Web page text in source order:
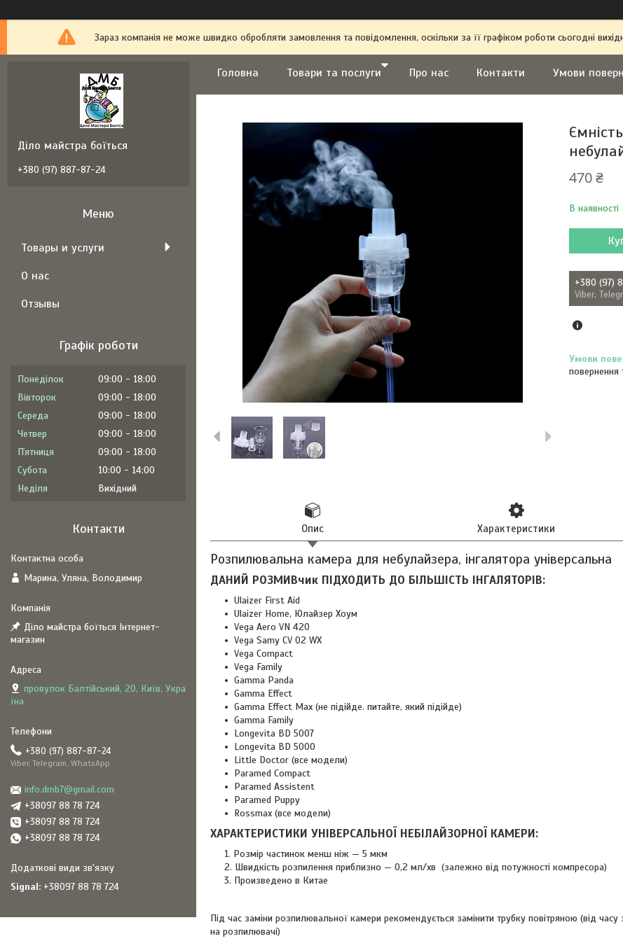
Зараз компанія не може швидко обробляти замовлення та повідомлення, оскільки за її графіком роботи сьогодні
Головна Товари та послуги Про нас Контакти Умови
470 ₴
В наявності
+380 (97)
Viber,
повернення
Опис Характеристики
Розпилювальна камера для небулайзера, інгалятора універсальна
ДАНИЙ РОЗМИВчик ПІДХОДИТЬ ДО БІЛЬШІСТЬ ІНГАЛЯТОРІВ:
Ulaizer First Aid
Ulaizer Home, Юлайзер Хоум
Vega Aero VN 420
Vega Samy CV 02 WX
Vega Compact
Vega Family
Gamma Panda
Gamma Effect
Gamma Effect Max (не підійде. питайте, який підійде)
Gamma Family
Longevita BD 5007
Longevita BD 5000
Little Doctor (все модели)
Paramed Compact
Paramed Assistent
Paramed Puppy
Rossmax (все модели)
ХАРАКТЕРИСТИКИ УНІВЕРСАЛЬНОЇ НЕБІЛАЙЗОРНОЇ КАМЕРИ:
Розмір частинок менш ніж — 5 мкм
Швидкість розпилення приблизно — 0,2 мл/хв (залежно від потужності компресора)
Произведено в Китае
Під час заміни розпилювальної камери рекомендується замінити трубку повітряною (від часу
на розпилювачі)
Діло майстра боїться
+380 (97) 887-87-24
Товары и услуги
О нас
Отзывы
Графік роботи
Понеділок 09:00
18:00
Вівторок
09:00
18:00
Середа
09:00
18:00
Четвер
09:00
18:00
Пʼятниця
09:00
18:00
Субота
10:00
14:00
Неділя
Вихідний
Контакти
Марина, Уляна, Володимир
Діло майстра боїться Інтернет-
магазин
провулок Балтійський, 20, Київ, Укра
їна
+380 (97) 887-87-24
Viber, Telegram, WhatsApp
info.dmb7@gmail.com
+38097 88 78 724
+38097 88 78 724
+38097 88 78 724
Signal +38097 88 78 724